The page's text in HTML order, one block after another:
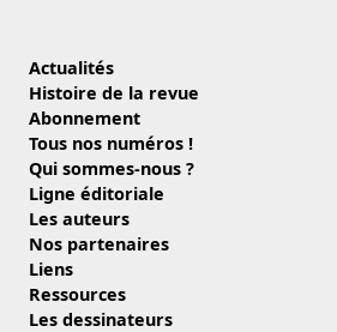
Actualités
Histoire de la revue
Abonnement
Tous nos numéros !
Qui sommes-nous ?
Ligne éditoriale
Les auteurs
Nos partenaires
Liens
Ressources
Les dessinateurs